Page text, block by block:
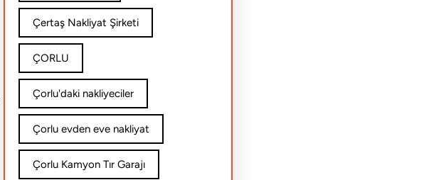
Çertaş Nakliyat Şirketi
ÇORLU
Çorlu'daki nakliyeciler
Çorlu evden eve nakliyat
Çorlu Kamyon Tır Garajı